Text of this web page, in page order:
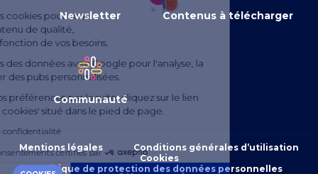
Nous utilisons des cookies pour vous
proposer un contenu de qualité,
personnalisé en fonction de vos besoins.
Nous partageons des données avec Google pour l'analyse, la
publicité et créer des pubs personnalisées.
Pour modifier vos préférences par la suite, cliquez sur le lien
'Préférences de cookies' situé dans le pied de page.
Lire la politique de confidentialité
Consentements certifiés par
Newsletter Contenus à télécharger
Communauté
Mentions légales
Conditions générales d’utilisation
Cookies
Politique de protection des données personnelles